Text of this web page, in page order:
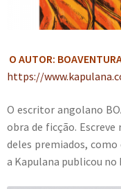
O AUTOR:
https://
O escritor angolano
obra de ficção.
deles premiados, como
a Kapulana publicou no